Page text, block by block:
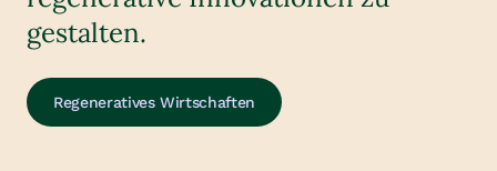
gestalten.
Regeneratives Wirtschaften